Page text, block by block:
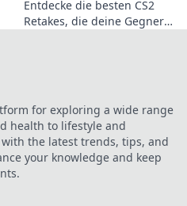
Entdecke die besten CS2
Retakes, die deine Gegner
for exploring a wide range
health to lifestyle and
the latest trends, tips, and
your knowledge and keep